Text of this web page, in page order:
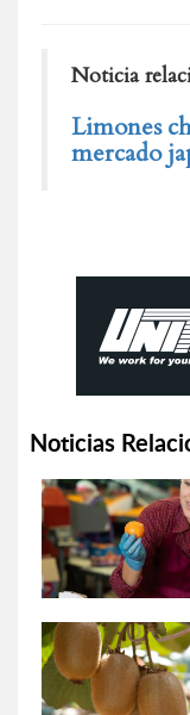
Noticia
Limones
mercado
Noticias